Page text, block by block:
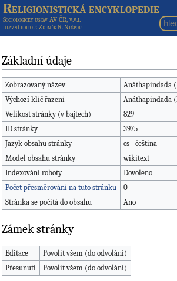
Religionistická encyklopedie
Sociologický ústav AV ČR, v.v.i.
hlavní editor: Zdeněk R. Nešpor
Základní údaje
Zobrazovaný název
Anáthapindada
Výchozí klíč řazení
Anáthapindada
Velikost stránky (v bajtech)
829
ID stránky
3975
Jazyk obsahu stránky
cs - čeština
Model obsahu stránky
wikitext
Indexování roboty
Dovoleno
Počet přesměrování na tuto stránku
0
Stránka se počítá do obsahu
Ano
Zámek stránky
Editace
Povolit všem (do odvolání)
Přesunutí
Povolit všem (do odvolání)